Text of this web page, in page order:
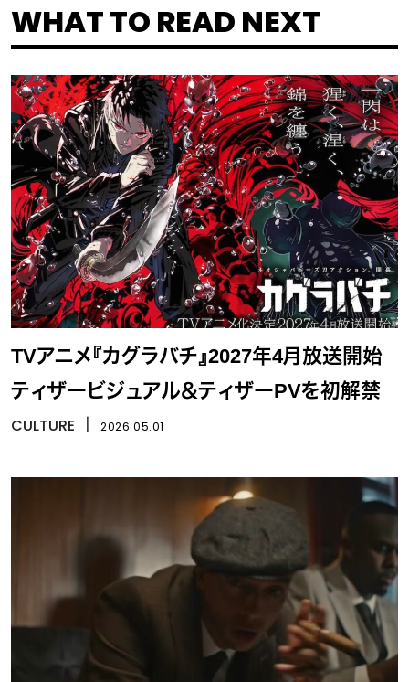
WHAT TO READ NEXT
TVアニメ『カグラバチ』2027年4月放送開始
ティザービジュアル＆ティザーPVを初解禁
CULTURE 2026.05.01